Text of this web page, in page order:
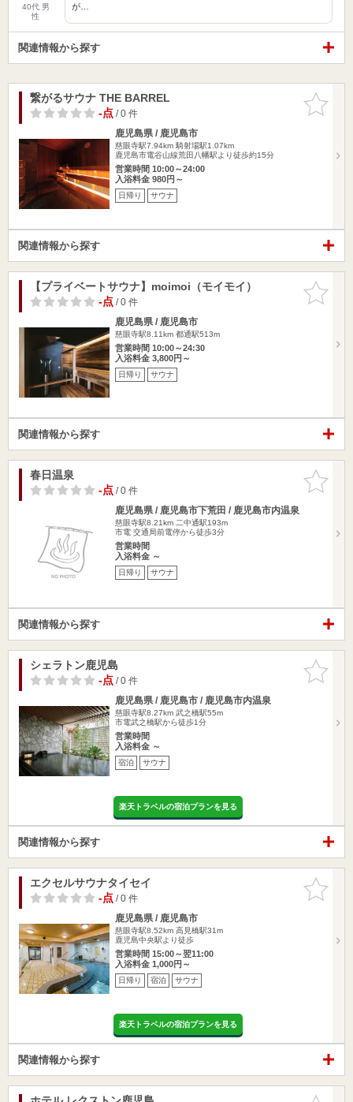
40代 男
性
が…
関連情報から探す
お気に入
りに追加
繋がるサウナ THE BARREL
-点/ 0 件
鹿児島県 / 鹿児島市
慈眼寺駅7.94km 騎射場駅1.07km
鹿児島市電谷山線荒田八幡駅より徒歩約15分
営業時間 10:00～24:00
入浴料金 980円～
日帰り サウナ
関連情報から探す
お気に入
りに追加
【プライベートサウナ】moimoi（モイモイ）
-点/ 0 件
鹿児島県 / 鹿児島市
慈眼寺駅8.11km 都通駅513m
営業時間 10:00～24:30
入浴料金 3,800円～
日帰り サウナ
関連情報から探す
お気に入
りに追加
春日温泉
-点/ 0 件
鹿児島県 / 鹿児島市下荒田 / 鹿児島市内温泉
慈眼寺駅8.21km 二中通駅193m
市電 交通局前電停から徒歩3分
営業時間
入浴料金 ～
日帰り サウナ
関連情報から探す
お気に入
りに追加
シェラトン鹿児島
-点/ 0 件
鹿児島県 / 鹿児島市 / 鹿児島市内温泉
慈眼寺駅8.27km 武之橋駅55m
市電武之橋駅から徒歩1分
営業時間
入浴料金 ～
宿泊 サウナ
楽天トラベルの宿泊プランを見る
関連情報から探す
お気に入
りに追加
エクセルサウナタイセイ
-点/ 0 件
鹿児島県 / 鹿児島市
慈眼寺駅8.52km 高見橋駅31m
鹿児島中央駅より徒歩
営業時間 15:00～翌11:00
入浴料金 1,000円～
日帰り 宿泊 サウナ
楽天トラベルの宿泊プランを見る
関連情報から探す